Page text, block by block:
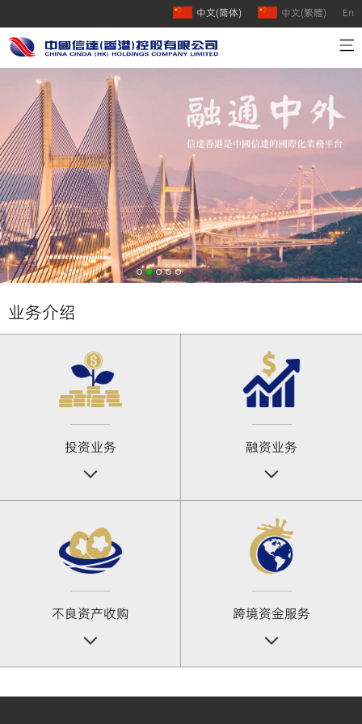
En
中文(繁體)
中文(简体)
首页
公司介绍
业务介绍
人才招聘
联系我们
业务介绍
投资业务 融资业务
不良资产收购 跨境资金服务